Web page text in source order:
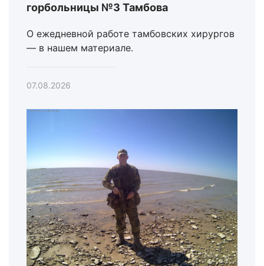
горбольницы №3 Тамбова
О ежедневной работе тамбовских хирургов
— в нашем материале.
07.08.2026